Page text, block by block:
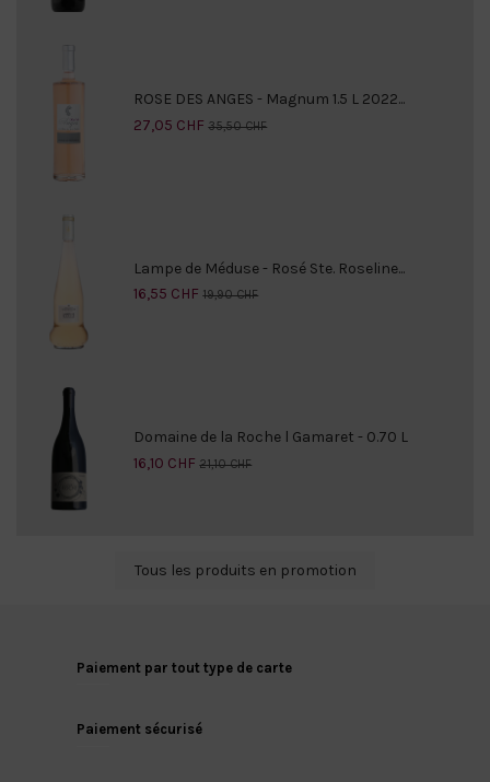
ROSE DES ANGES - Magnum 1.5 L 2022...
27,05 CHF 35,50 CHF
Lampe de Méduse - Rosé Ste. Roseline...
16,55 CHF 19,90 CHF
Domaine de la Roche l Gamaret - 0.70 L
16,10 CHF 21,10 CHF
Tous les produits en promotion
Paiement par tout type de carte
Paiement sécurisé